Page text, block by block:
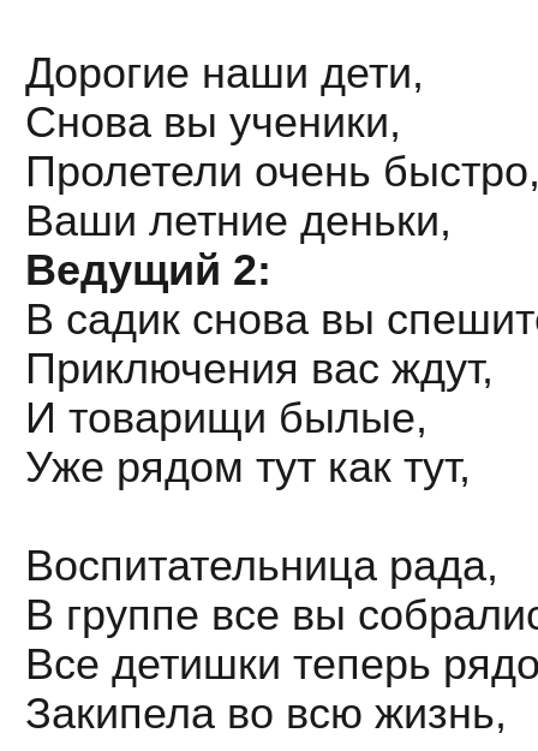
Дорогие наши дети,
Снова вы ученики,
Пролетели очень
Ваши летние деньки,
Ведущий 2:
В садик снова вы
Приключения вас ждут,
И товарищи былые,
Уже рядом тут как тут,
Воспитательница рада,
В группе все вы
Все детишки теперь
Закипела во всю жизнь,